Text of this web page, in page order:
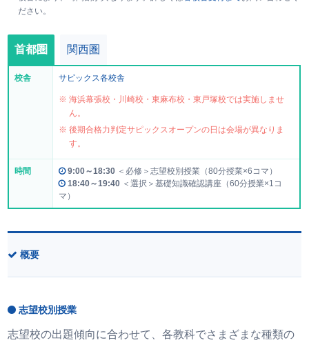
ださい。
首都圏 関西圏
校舎 サピックス各校舎
海浜幕張校・川崎校・東麻布校・東戸塚校では実施しませ
ん。
後期合格力判定サピックスオープンの日は会場が異なりま
す。
時間 9:00～18:30 ＜必修＞志望校別授業（80分授業×6コマ）
18:40～19:40 ＜選択＞基礎知識確認講座（60分授業×1コ
マ）
概要
志望校別授業
志望校の出題傾向に合わせて、各教科でさまざまな種類の